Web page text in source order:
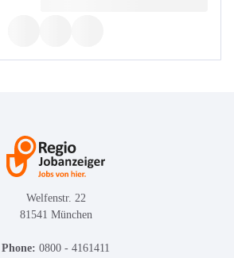
Welfenstr. 22
81541 München
Phone: 0800 - 4161411